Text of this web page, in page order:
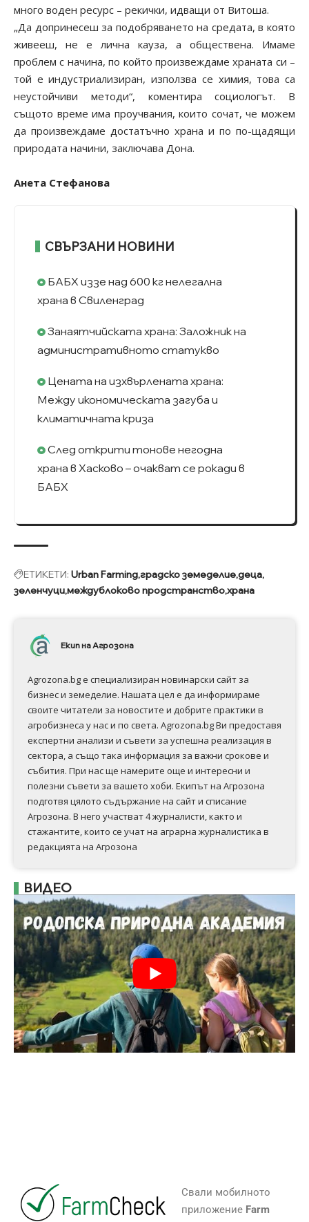
много воден ресурс – рекички, идващи от Витоша.
„Да допринесеш за подобряването на средата, в която
живееш, не е лична кауза, а обществена. Имаме
проблем с начина, по който произвеждаме храната си –
той е индустриализиран, използва се химия, това са
неустойчиви методи“, коментира социологът. В
същото време има проучвания, които сочат, че можем
да произвеждаме достатъчно храна и по по-щадящи
природата начини, заключава Дона.
Анета Стефанова
СВЪРЗАНИ НОВИНИ
БАБХ иззе над 600 кг нелегална
храна в Свиленград
Занаятчийската храна: Заложник на
административното статукво
Цената на изхвърлената храна:
Между икономическата загуба и
климатичната криза
След открити тонове негодна
храна в Хасково – очакват се рокади в
БАБХ
ЕТИКЕТИ: Urban Farmingградско земеделиедеца
зеленчуцимеждублоково продстранствохрана
Екип на Агрозона
Agrozona.bg e специализиран новинарски сайт за
бизнес и земеделие. Нашата цел е да информираме
своите читатели за новостите и добрите практики в
агробизнеса у нас и по света. Agrozona.bg Ви предоставя
експертни анализи и съвети за успешна реализация в
сектора, а също така информация за важни срокове и
събития. При нас ще намерите още и интересни и
полезни съвети за вашето хоби. Екипът на Агрозона
подготвя цялото съдържание на сайт и списание
Агрозона. В него участват 4 журналисти, както и
стажантите, които се учат на аграрна журналистика в
редакцията на Агрозона
ВИДЕО
Свали мобилното
приложение Farm